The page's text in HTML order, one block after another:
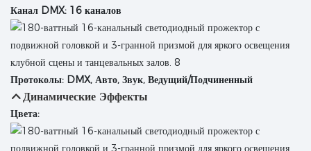
Канал DMX: 16 каналов
Протоколы: DMX, Авто, Звук, Ведущий/Подчиненный
Динамические Эффекты
Цвета: